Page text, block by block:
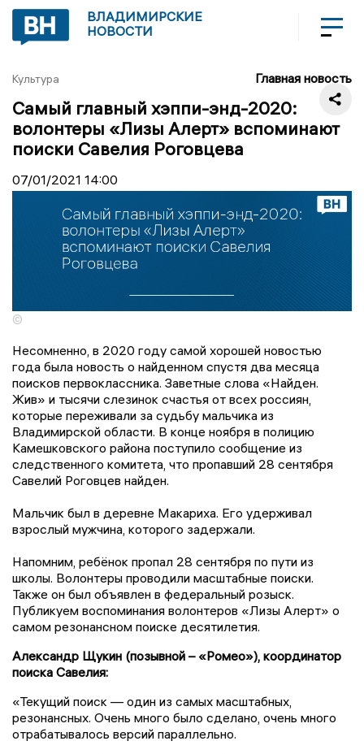
ВЛАДИМИРСКИЕ
НОВОСТИ
Культура Главная новость
Самый главный хэппи-энд-2020:
волонтеры «Лизы Алерт» вспоминают
поиски Савелия Роговцева
07/01/2021 14:00
©
Несомненно, в 2020 году самой хорошей новостью
года была новость о найденном спустя два месяца
поисков первоклассника. Заветные слова «Найден.
Жив» и тысячи слезинок счастья от всех россиян,
которые переживали за судьбу мальчика из
Владимирской области. В конце ноября в полицию
Камешковского района поступило сообщение из
следственного комитета, что пропавший 28 сентября
Савелий Роговцев найден.
Мальчик был в деревне Макариха. Его удерживал
взрослый мужчина, которого задержали.
Напомним, ребёнок пропал 28 сентября по пути из
школы. Волонтеры проводили масштабные поиски.
Также он был объявлен в федеральный розыск.
Публикуем воспоминания волонтеров «Лизы Алерт» о
самом резонансном поиске десятилетия.
Александр Щукин (позывной – «Ромео»), координатор
поиска Савелия:
«Текущий поиск — один из самых масштабных,
резонансных. Очень много было сделано, очень много
отрабатывалось версий параллельно.